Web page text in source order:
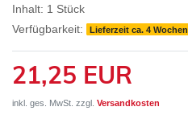
Inhalt: 1 Stück
Verfügbarkeit:
Lieferzeit ca. 4 Wochen
21,25 EUR
inkl. ges. MwSt. zzgl. Versandkosten